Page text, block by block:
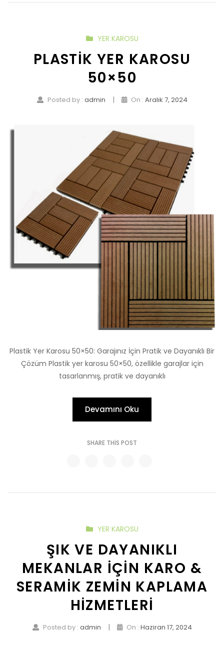
YER KAROSU
PLASTIK YER KAROSU
50×50
Posted by : admin | On : Aralık 7, 2024
Plastik Yer Karosu 50×50: Garajınız İçin Pratik ve Dayanıklı Bir
Çözüm Plastik yer karosu 50×50, özellikle garajlar için
tasarlanmış, pratik ve dayanıklı
Devamını Oku
SHARE THIS POST
YER KAROSU
ŞIK VE DAYANIKLI
MEKANLAR İÇIN KARO &
SERAMIK ZEMIN KAPLAMA
HIZMETLERI
Posted by : admin | On : Haziran 17, 2024